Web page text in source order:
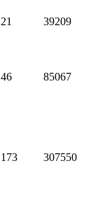
21 39209
46 85067
173 307550